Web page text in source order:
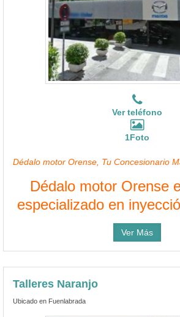
Ver teléfono
1Foto
Dédalo motor Orense, Tu Concesionario
Dédalo motor Orense
especializado en
Ver Más
Talleres Naranjo
Ubicado en Fuenlabrada